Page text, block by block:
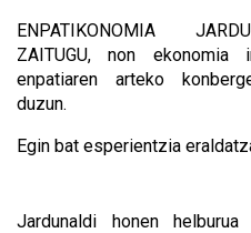
ENPATIKONOMIA
ZAITUGU, non ekonomia
enpatiaren arteko
duzun.
Egin bat esperientzia
Jardunaldi honen helburua